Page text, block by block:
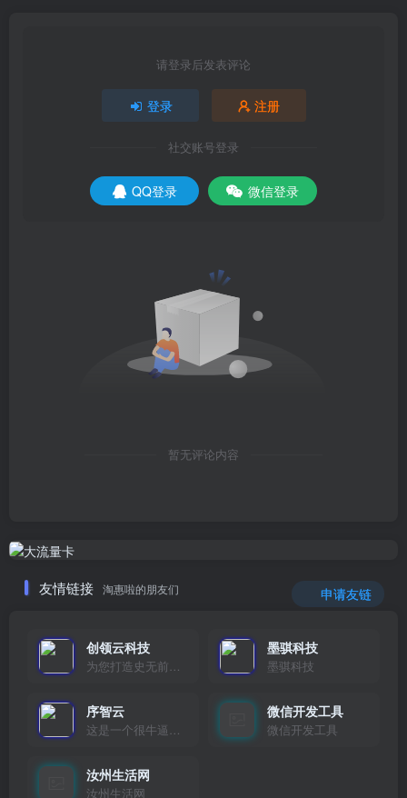
请登录后发表评论
登录 注册
社交账号登录
QQ登录 微信登录
暂无评论内容
友情链接 淘惠啦的朋友们 申请友链
创领云科技
为您打造史无前例的应用产品带您认识新时代产品的创新
墨骐科技
墨骐科技
序智云
这是一个很牛逼的开发者，要开发找他准行！
微信开发工具
微信开发工具
汝州生活网
汝州生活网